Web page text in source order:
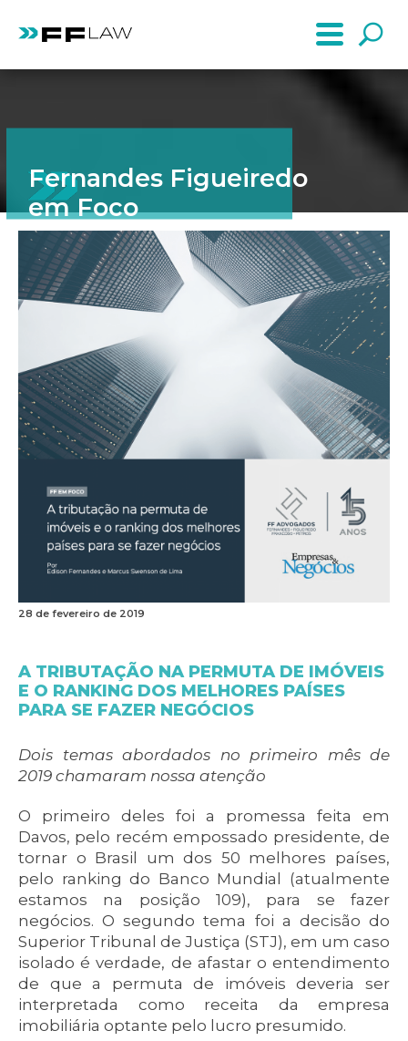
Fernandes Figueiredo
em Foco
28 de fevereiro de 2019
A TRIBUTAÇÃO NA PERMUTA DE IMÓVEIS
E O RANKING DOS MELHORES PAÍSES
PARA SE FAZER NEGÓCIOS
Dois temas abordados no primeiro mês de
2019 chamaram nossa atenção
O primeiro deles foi a promessa feita em
Davos, pelo recém empossado presidente, de
tornar o Brasil um dos 50 melhores países,
pelo ranking do Banco Mundial (atualmente
estamos na posição 109), para se fazer
negócios. O segundo tema foi a decisão do
Superior Tribunal de Justiça (STJ), em um caso
isolado é verdade, de afastar o entendimento
de que a permuta de imóveis deveria ser
interpretada como receita da empresa
imobiliária optante pelo lucro presumido.